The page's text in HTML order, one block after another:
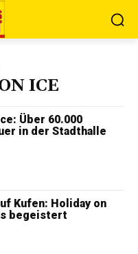
ICE
Über 60.000
in der Stadthalle
Kufen: Holiday on
begeistert